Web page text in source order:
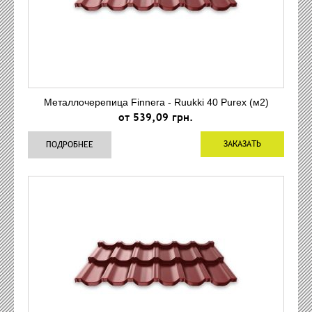
Металлочерепица Finnera - Ruukki 40 Purex (м2)
от 539,09 грн.
ЗАКАЗАТЬ
ПОДРОБНЕЕ